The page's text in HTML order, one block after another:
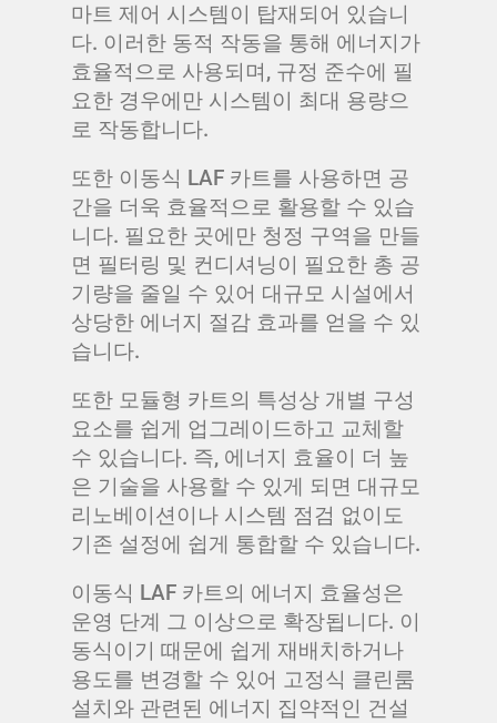
마트 제어 시스템이 탑재되어 있습니
다. 이러한 동적 작동을 통해 에너지가
효율적으로 사용되며, 규정 준수에 필
요한 경우에만 시스템이 최대 용량으
로 작동합니다.
또한 이동식 LAF 카트를 사용하면 공
간을 더욱 효율적으로 활용할 수 있습
니다. 필요한 곳에만 청정 구역을 만들
면 필터링 및 컨디셔닝이 필요한 총 공
기량을 줄일 수 있어 대규모 시설에서
상당한 에너지 절감 효과를 얻을 수 있
습니다.
또한 모듈형 카트의 특성상 개별 구성
요소를 쉽게 업그레이드하고 교체할
수 있습니다. 즉, 에너지 효율이 더 높
은 기술을 사용할 수 있게 되면 대규모
리노베이션이나 시스템 점검 없이도
기존 설정에 쉽게 통합할 수 있습니다.
이동식 LAF 카트의 에너지 효율성은
운영 단계 그 이상으로 확장됩니다. 이
동식이기 때문에 쉽게 재배치하거나
용도를 변경할 수 있어 고정식 클린룸
설치와 관련된 에너지 집약적인 건설